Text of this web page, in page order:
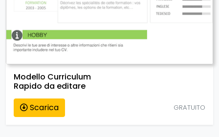
Modello Curriculum
Rapido da editare
Scarica
GRATUITO